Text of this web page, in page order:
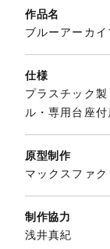
作品名
ブルーアーカ
仕様
プラスチック
ル・専用台座
原型制作
マックスファク
制作協力
浅井真紀